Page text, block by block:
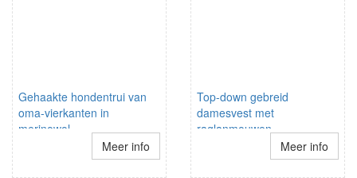
Gehaakte hondentrui van
oma-vierkanten in
merinowol
Meer info
Top-down gebreid
damesvest met
raglanmouwen
Meer info